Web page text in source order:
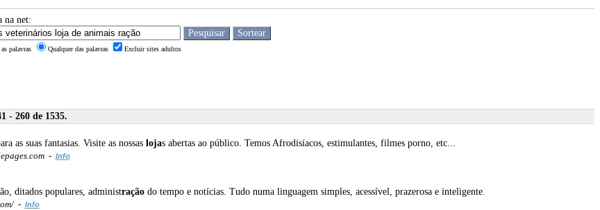
na net:
palavras Qualquer das palavras Excluir sites adultos
- 260 de 1535.
as suas fantasias. Visite as nossas lojas abertas ao público. Temos Afrodisíacos, estimulantes, filmes porno, etc...
- Info
ditados populares, administraçãodo tempo e notícias. Tudo numa linguagem simples, acessível, prazerosa e inteligente.
- Info